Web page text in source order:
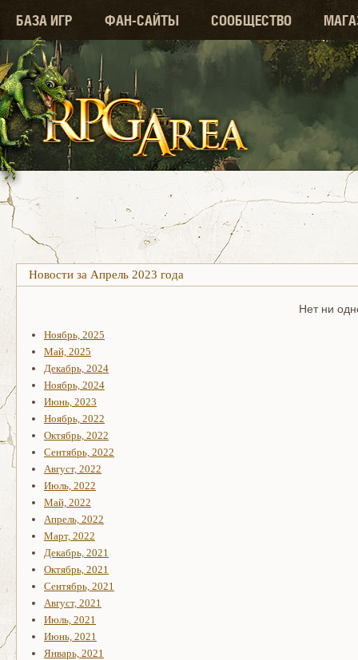
БАЗА ИГР ФАН-САЙТЫ СООБЩЕСТВО
Новости за Апрель 2023 года
Нет ни
Ноябрь, 2025
Май, 2025
Декабрь, 2024
Ноябрь, 2024
Июнь, 2023
Ноябрь, 2022
Октябрь, 2022
Сентябрь, 2022
Август, 2022
Июль, 2022
Май, 2022
Апрель, 2022
Март, 2022
Декабрь, 2021
Октябрь, 2021
Сентябрь, 2021
Август, 2021
Июль, 2021
Июнь, 2021
Январь, 2021